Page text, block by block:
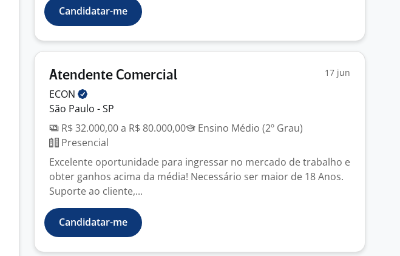
Candidatar-me
Atendente Comercial 17 jun
ECON
São Paulo - SP
R$ 32.000,00 a R$ 80.000,00
Ensino Médio (2º Grau)
Presencial
Excelente oportunidade para ingressar no mercado de trabalho e
obter ganhos acima da média! Necessário ser maior de 18 Anos.
Suporte ao cliente,...
Candidatar-me